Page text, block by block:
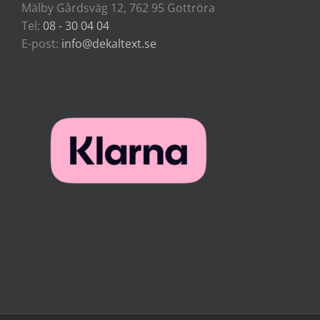
Mälby Gårdsväg 12, 762 95 Gottröra
Tel: 08 - 30 04 04
E-post: info@dekaltext.se